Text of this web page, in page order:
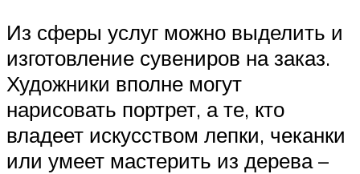
Из сферы услуг можно выделить и
изготовление сувениров на заказ.
Художники вполне могут
нарисовать портрет, а те, кто
владеет искусством лепки, чеканки
или умеет мастерить из дерева –